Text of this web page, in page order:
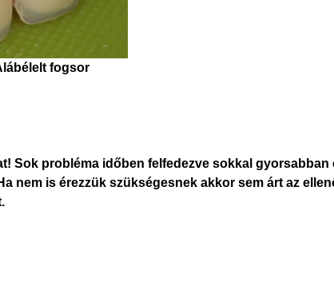
fogsor
Sok probléma időben felfedezve sokkal gyorsabban
nem is érezzük szükségesnek akkor sem árt az
híd, kivehető fogsorral), alsó állcsontban rögzített
fab
EMAILCIME